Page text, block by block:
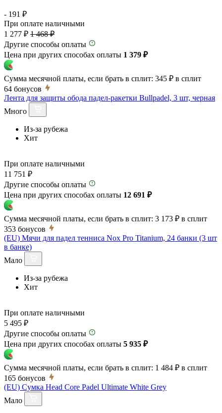
- 191 ₽
При оплате наличными
1 277 ₽ 1 468 ₽
Другие способы оплаты
Цена при других способах оплаты 1 379 ₽
Сумма месячной платы, если брать в сплит: 345 ₽ в сплит
64 бонусов
Лента для защиты обода падел-ракетки Bullpadel, 3 шт, черная
Много
Из-за рубежа
Хит
При оплате наличными
11 751 ₽
Другие способы оплаты
Цена при других способах оплаты 12 691 ₽
Сумма месячной платы, если брать в сплит: 3 173 ₽ в сплит
353 бонусов
(EU) Мячи для падел тенниса Nox Pro Titanium, 24 банки (3 шт
в банке)
Мало
Из-за рубежа
Хит
При оплате наличными
5 495 ₽
Другие способы оплаты
Цена при других способах оплаты 5 935 ₽
Сумма месячной платы, если брать в сплит: 1 484 ₽ в сплит
165 бонусов
(EU) Сумка Head Core Padel Ultimate White Grey
Мало